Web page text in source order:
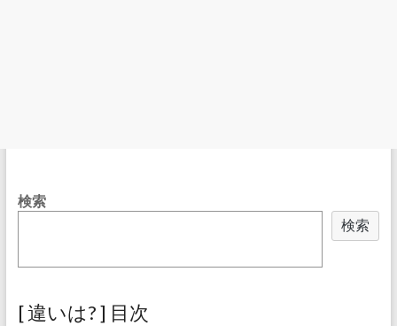
検索
検索
[ 違いは? ] 目次